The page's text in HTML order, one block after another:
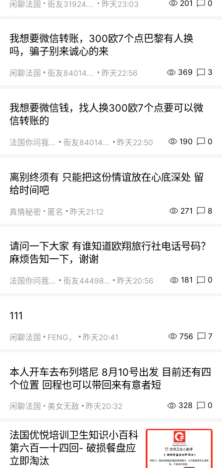
闲聊法国 街友31924072 昨天23:03 201 0
我想要微信转账，300欧7个点巴黎有人换
吗，骗子别来诚心的来
闲聊法国 街友84014588 昨天22:56 369 3
我想要微信钱，找人换300欧7个点要可以微
信转账的
法国你问我答 街友84014588 昨天22:50 190 0
离别终须有 只能把这份情谊放在心底深处 留
给时间吧
真情秘密 匿名 昨天21:12 271 8
请问一下大家 有谁知道欧翔旅行社电话号码？
麻烦告知一下，谢谢
法国你问我答 街友44498484 昨天20:56 181 0
111
闲聊法国 FENG， 昨天20:41 756 7
本人开车去布列塔尼 8月10号出发 目前还有四
个位置 回程也可以带回来有意者短
闲聊法国 美女无敌 昨天20:32 328 0
法国优悦培训卫生知识小百科
第六百一十四回- 破损餐盘应
立即淘汰